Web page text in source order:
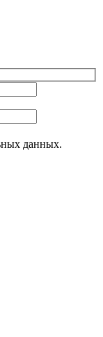
данных.